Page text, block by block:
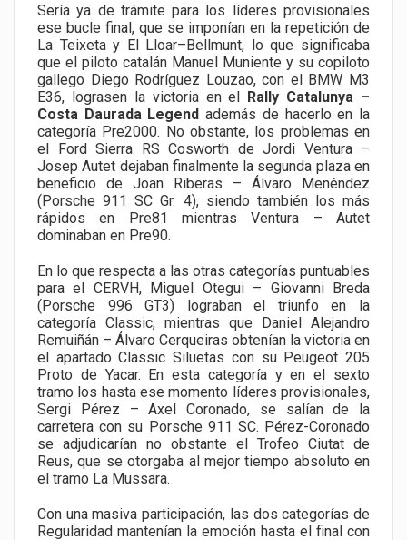
Sería ya de trámite para los líderes provisionales
ese bucle final, que se imponían en la repetición de
La Teixeta y El Lloar–Bellmunt, lo que significaba
que el piloto catalán Manuel Muniente y su copiloto
gallego Diego Rodríguez Louzao, con el BMW M3
E36, lograsen la victoria en el Rally Catalunya –
Costa Daurada Legend además de hacerlo en la
categoría Pre2000. No obstante, los problemas en
el Ford Sierra RS Cosworth de Jordi Ventura –
Josep Autet dejaban finalmente la segunda plaza en
beneficio de Joan Riberas – Álvaro Menéndez
(Porsche 911 SC Gr. 4), siendo también los más
rápidos en Pre81 mientras Ventura – Autet
dominaban en Pre90.
En lo que respecta a las otras categorías puntuables
para el CERVH, Miguel Otegui – Giovanni Breda
(Porsche 996 GT3) lograban el triunfo en la
categoría Classic, mientras que Daniel Alejandro
Remuiñán – Álvaro Cerqueiras obtenían la victoria en
el apartado Classic Siluetas con su Peugeot 205
Proto de Yacar. En esta categoría y en el sexto
tramo los hasta ese momento líderes provisionales,
Sergi Pérez – Axel Coronado, se salían de la
carretera con su Porsche 911 SC. Pérez-Coronado
se adjudicarían no obstante el Trofeo Ciutat de
Reus, que se otorgaba al mejor tiempo absoluto en
el tramo La Mussara.
Con una masiva participación, las dos categorías de
Regularidad mantenían la emoción hasta el final con